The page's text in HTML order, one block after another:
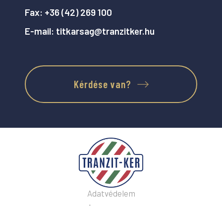
Fax: +36 (42) 269 100
E-mail: titkarsag@tranzitker.hu
Kérdése van?
Adatvédelem